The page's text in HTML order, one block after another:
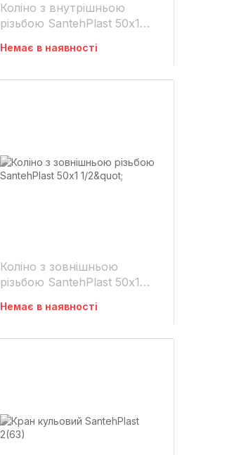
Коліно з внутрішньою
різьбою SantehPlast 50х1
Немає в наявності
Коліно з зовнішньою
різьбою SantehPlast 50х1
Немає в наявності